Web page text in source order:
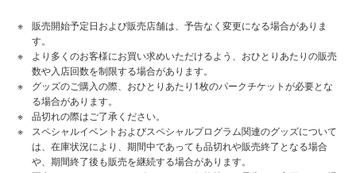
販売開始予定日および販売店舗は、予告なく変更になる場合がありま
す。
より多くのお客様にお買い求めいただけるよう、おひとりあたりの販売
数や入店回数を制限する場合があります。
グッズのご購入の際、おひとりあたり1枚のパークチケットが必要とな
る場合があります。
品切れの際はご了承ください。
スペシャルイベントおよびスペシャルプログラム関連のグッズについて
は、在庫状況により、期間中であっても品切れや販売終了となる場合
や、期間終了後も販売を継続する場合があります。